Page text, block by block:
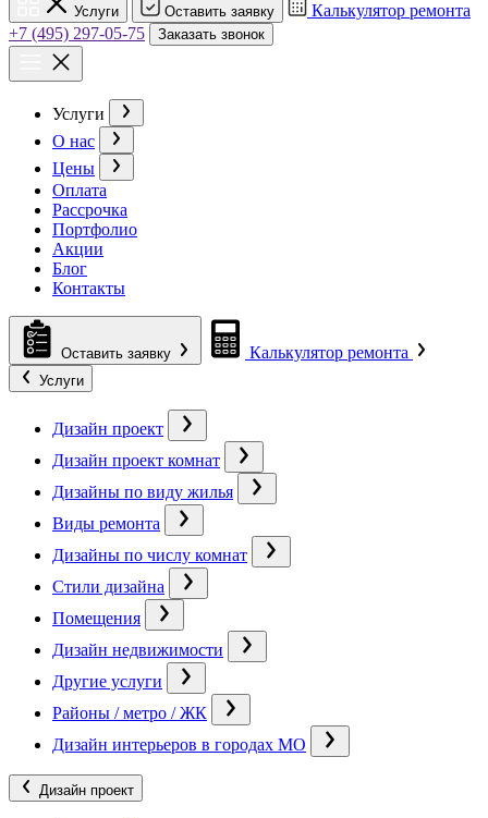
Услуги Оставить заявку
Калькулятор ремонта
+7 (495) 297-05-75
Заказать звонок
Услуги
О нас
Цены
Оплата
Рассрочка
Портфолио
Акции
Блог
Контакты
Оставить заявку Калькулятор ремонта
Услуги
Дизайн проект
Дизайн проект комнат
Дизайны по виду жилья
Виды ремонта
Дизайны по числу комнат
Стили дизайна
Помещения
Дизайн недвижимости
Другие услуги
Районы / метро / ЖК
Дизайн интерьеров в городах МО
Дизайн проект